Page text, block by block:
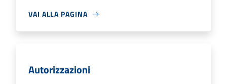
VAI ALLA PAGINA
Autorizzazioni